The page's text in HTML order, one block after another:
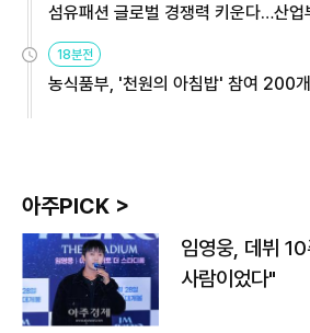
섬유패션 글로벌 경쟁력 키운다…산
원
18분전
농식품부, '천원의 아침밥' 참여 200
아주PICK >
임영웅, 데뷔
사람이었다"